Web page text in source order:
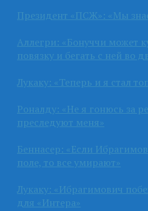
Президент «ПСЖ»: «Мы
Аллегри: «Бонуччи может
повязку и бегать с ней во
Лукаку: «Теперь и я стал
Роналду: «Не я гонюсь за
преследуют меня»
Беннасер: «Если
поле, то все умирают»
Лукаку: «Ибрагимович
для «Интера»